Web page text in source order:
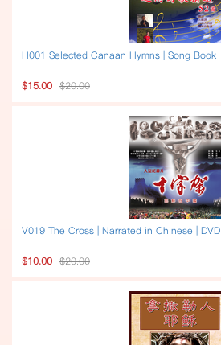
H001 Selected Canaan Hymns | Song Book
$15.00 $20.00
V019 The Cross | Narrated in Chinese | DVD
$10.00 $20.00